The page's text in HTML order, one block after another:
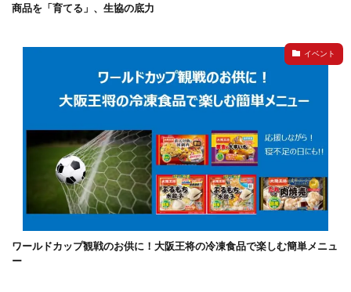
商品を「育てる」、生協の底力
イベント
ワールドカップ観戦のお供に！大阪王将の冷凍食品で楽しむ簡単メニュ
ー